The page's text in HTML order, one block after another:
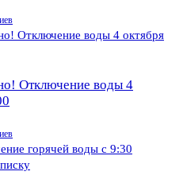
Отключение воды 4